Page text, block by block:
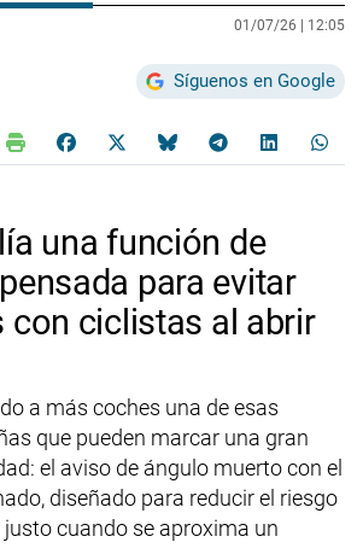
01/07/26 | 12:05
Síguenos en Google
una función de
para evitar
con ciclistas al abrir
a más coches una de esas
que pueden marcar una gran
el aviso de ángulo muerto con el
diseñado para reducir el riesgo
cuando se aproxima un